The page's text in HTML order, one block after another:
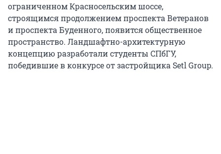
ограниченном Красносельским шоссе,
строящимся продолжением проспекта Ветеранов
и проспекта Буденного, появится общественное
пространство. Ландшафтно-архитектурную
концепцию разработали студенты СПбГУ,
победившие в конкурсе от застройщика Setl Group.